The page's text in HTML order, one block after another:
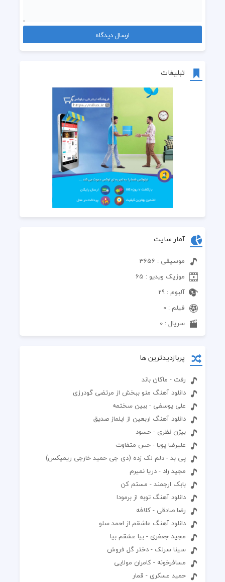
تبلیغات
آمار سایت
موسیقی : 3656
موزیک ویدیو : 65
آلبوم : 29
فیلم : 0
سریال : 0
پربازدیدترین ها
رفت - ماکان باند
دانلود آهنگ منو ببخش از مرتضی گودرزی
علی یوسفی - ببین سختمه
دانلود آهنگ اربعین از ایلماز صدیق
بیژن نظری - حسود
علیرضا پویا - حس متفاوت
پی بد - دلم لک زده (دی جی حمید خارجی ریمیکس)
مجید راد - دریا نمیرم
بابک ارجمند - مستم کن
دانلود آهنگ توبه از برمودا
رضا صادقی - کلافه
دانلود آهنگ عاشقم از احمد سلو
مجید جعفری - بیا عشقم بیا
سینا سرلک - دختر گل فروش
مسافرخونه - کامران مولایی
حمید عسکری - قمار